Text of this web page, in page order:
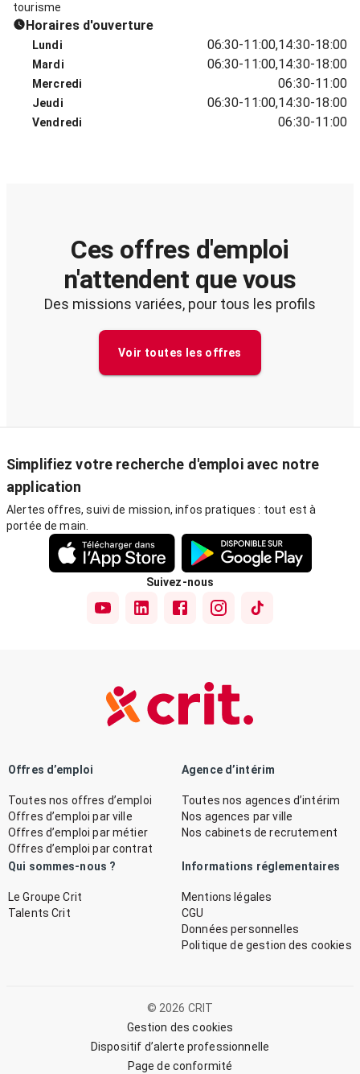
tourisme
Horaires d'ouverture
Lundi 06:30-11:00,14:30-18:00
Mardi 06:30-11:00,14:30-18:00
Mercredi 06:30-11:00
Jeudi 06:30-11:00,14:30-18:00
Vendredi 06:30-11:00
Ces offres d'emploi
n'attendent que vous
Des missions variées, pour tous les profils
Voir toutes les offres
Simplifiez votre recherche d'emploi avec notre
application
Alertes offres, suivi de mission, infos pratiques : tout est à
portée de main.
Suivez-nous
Offres d’emploi
Toutes nos offres d’emploi
Offres d’emploi par ville
Offres d’emploi par métier
Offres d’emploi par contrat
Agence d’intérim
Toutes nos agences d’intérim
Nos agences par ville
Nos cabinets de recrutement
Qui sommes-nous ?
Le Groupe Crit
Talents Crit
Informations réglementaires
Mentions légales
CGU
Données personnelles
Politique de gestion des cookies
© 2026 CRIT
Gestion des cookies
Dispositif d’alerte professionnelle
Page de conformité